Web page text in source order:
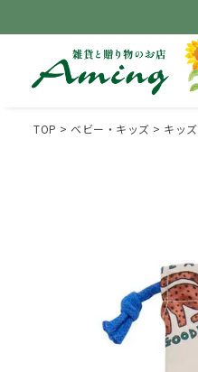
TOP ベビー・キッズ キッ